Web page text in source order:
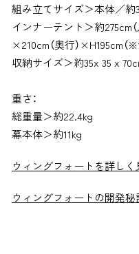
組み立てサイズ＞本体／約
インナーテント＞約275cm（
×210cm（奥行）×H195cm（※
収納サイズ＞約35x 35 x
重さ：
総重量＞約22.4kg
幕本体＞約11kg
ウィングフォートを詳しく
ウィングフォートの開発秘